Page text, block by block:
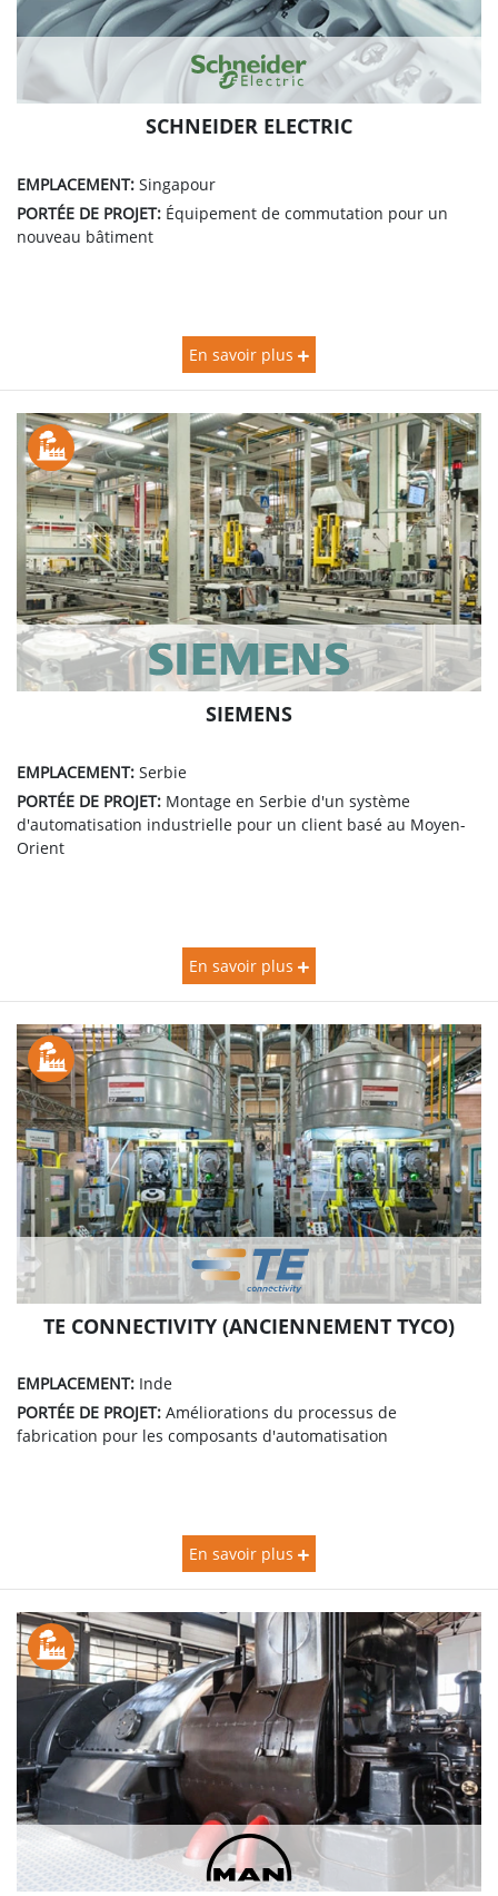
SCHNEIDER ELECTRIC
EMPLACEMENT: Singapour
PORTÉE DE PROJET: Équipement de commutation pour un
nouveau bâtiment
En savoir plus
SIEMENS
EMPLACEMENT: Serbie
PORTÉE DE PROJET: Montage en Serbie d'un système
d'automatisation industrielle pour un client basé au Moyen-
Orient
En savoir plus
TE CONNECTIVITY (ANCIENNEMENT TYCO)
EMPLACEMENT: Inde
PORTÉE DE PROJET: Améliorations du processus de
fabrication pour les composants d'automatisation
En savoir plus